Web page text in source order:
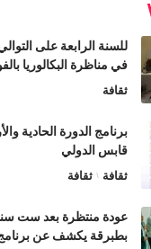
للسنة الرابعة على
في مناظرة البكالوريا
ثقافة
برنامج الدورة الحادية
قابس الدولي
ثقافة ثقافة
عودة منتظرة بعد ست
بطبرقة يكشف عن